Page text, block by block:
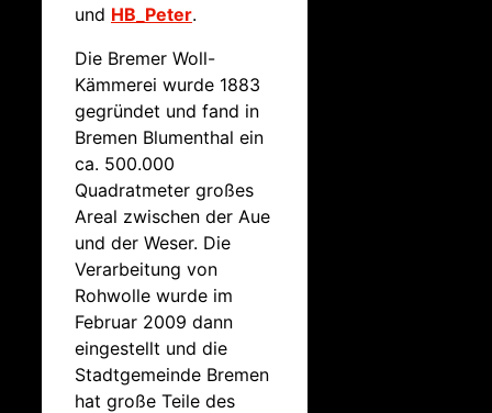
und HB_Peter.
Die Bremer Woll-
Kämmerei wurde 1883
gegründet und fand in
Bremen Blumenthal ein
ca. 500.000
Quadratmeter großes
Areal zwischen der Aue
und der Weser. Die
Verarbeitung von
Rohwolle wurde im
Februar 2009 dann
eingestellt und die
Stadtgemeinde Bremen
hat große Teile des